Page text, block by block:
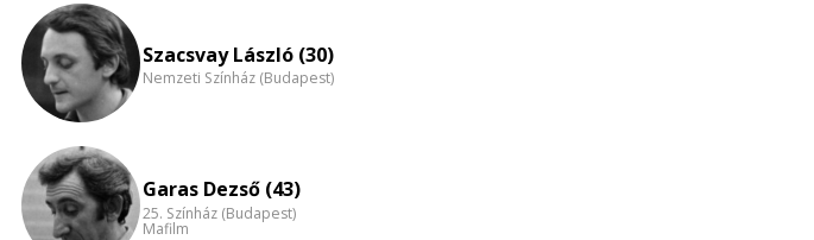
nagyítása
Szacsvay László (30)
Nemzeti Színház (Budapest)
Garas Dezső (43)
25. Színház (Budapest)
Mafilm